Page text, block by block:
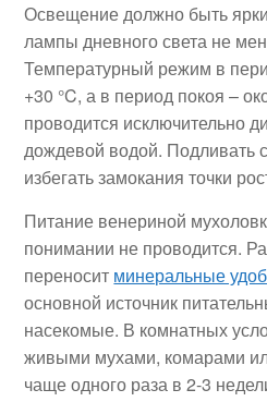
Освещение должно быть
лампы дневного света не
Температурный режим в
+30 °C, а в период покоя –
проводится исключительно
дождевой водой. Подливать
избегать замокания точки
Питание венериной
понимании не проводится.
переносит минеральные
основной источник
насекомые. В комнатных
живыми мухами, комарами
чаще одного раза в 2-3